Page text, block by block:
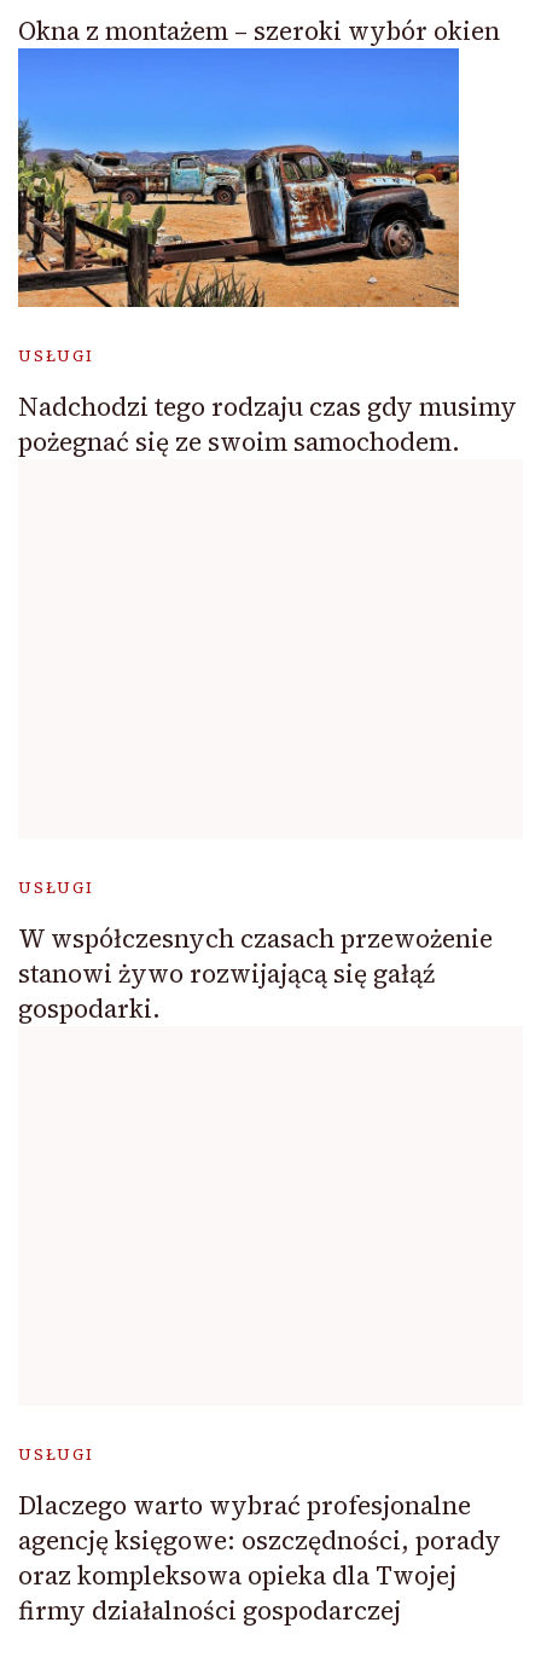
Okna z montażem – szeroki wybór okien
USŁUGI
Nadchodzi tego rodzaju czas gdy musimy
pożegnać się ze swoim samochodem.
USŁUGI
W współczesnych czasach przewożenie
stanowi żywo rozwijającą się gałąź
gospodarki.
USŁUGI
Dlaczego warto wybrać profesjonalne
agencję księgowe: oszczędności, porady
oraz kompleksowa opieka dla Twojej
firmy działalności gospodarczej